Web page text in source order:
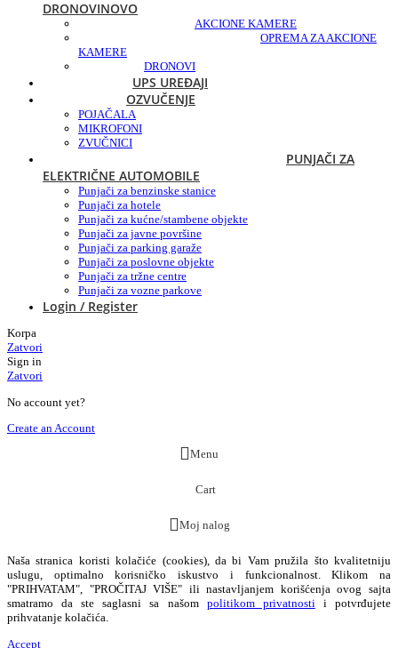
DRONOVINOVO
AKCIONE KAMERE
OPREMA ZA AKCIONE
KAMERE
DRONOVI
UPS UREĐAJI
OZVUČENJE
POJAČALA
MIKROFONI
ZVUČNICI
PUNJAČI ZA
ELEKTRIČNE AUTOMOBILE
Punjači za benzinske stanice
Punjači za hotele
Punjači za kućne/stambene objekte
Punjači za javne površine
Punjači za parking garaže
Punjači za poslovne objekte
Punjači za tržne centre
Punjači za vozne parkove
Login / Register
Korpa
Zatvori
Sign in
Zatvori
No account yet?
Create an Account
Menu
Cart
Moj nalog
Naša stranica koristi kolačiće (cookies), da bi Vam pružila što kvalitetniju
uslugu, optimalno korisničko iskustvo i funkcionalnost. Klikom na
"PRIHVATAM", "PROČITAJ VIŠE" ili nastavljanjem korišćenja ovog sajta
smatramo da ste saglasni sa našom politikom privatnostii potvrđujete
prihvatanje kolačića.
Accept